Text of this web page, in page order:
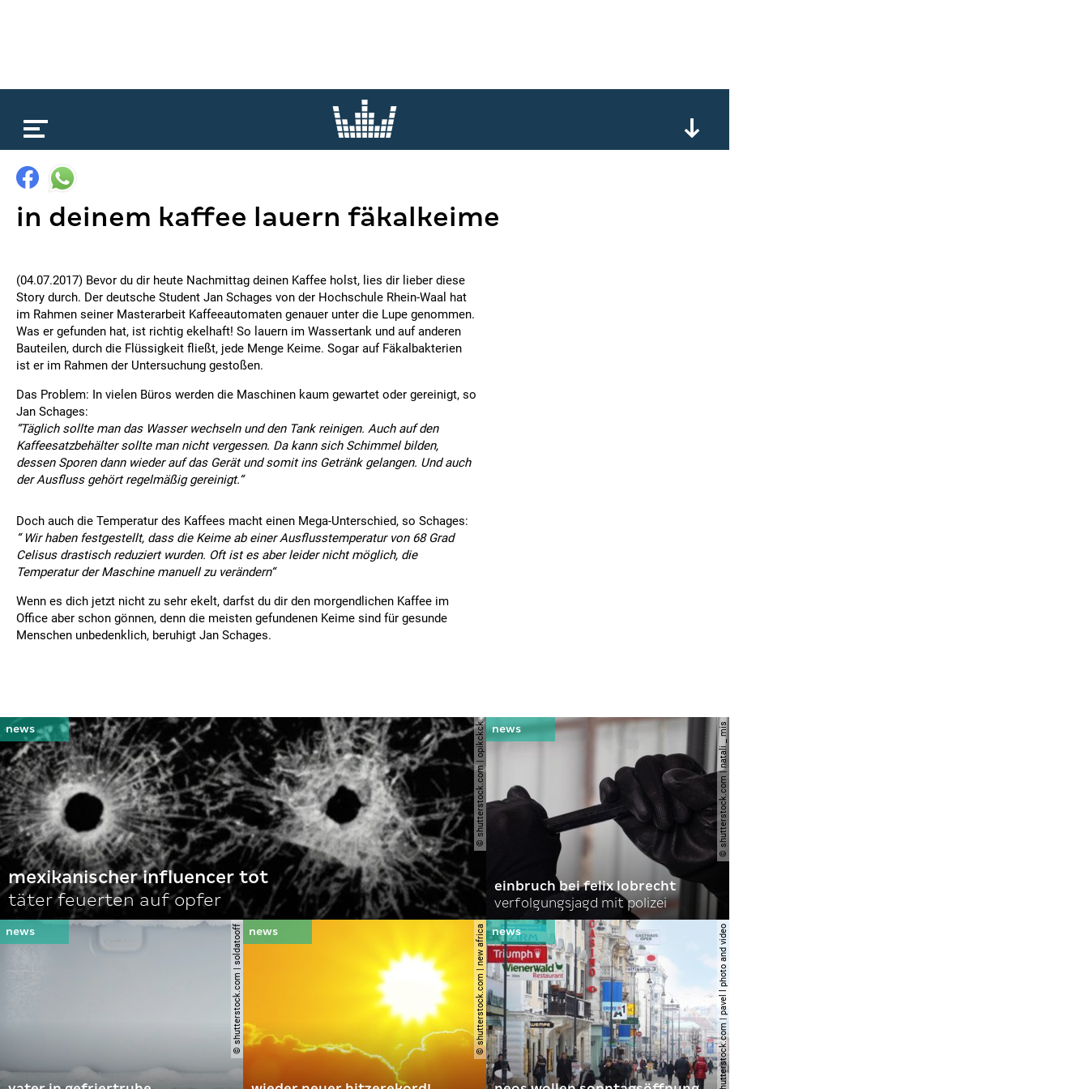
in deinem kaffee lauern fäkalkeime
(04.07.2017) Bevor du dir heute Nachmittag deinen Kaffee holst, lies dir lieber diese
Story durch. Der deutsche Student Jan Schages von der Hochschule Rhein-Waal hat
im Rahmen seiner Masterarbeit Kaffeeautomaten genauer unter die Lupe genommen.
Was er gefunden hat, ist richtig ekelhaft! So lauern im Wassertank und auf anderen
Bauteilen, durch die Flüssigkeit fließt, jede Menge Keime. Sogar auf Fäkalbakterien
ist er im Rahmen der Untersuchung gestoßen.
Das Problem: In vielen Büros werden die Maschinen kaum gewartet oder gereinigt, so
Jan Schages:
“Täglich sollte man das Wasser wechseln und den Tank reinigen. Auch auf den
Kaffeesatzbehälter sollte man nicht vergessen. Da kann sich Schimmel bilden,
dessen Sporen dann wieder auf das Gerät und somit ins Getränk gelangen. Und auch
der Ausfluss gehört regelmäßig gereinigt.“
Doch auch die Temperatur des Kaffees macht einen Mega-Unterschied, so Schages:
“ Wir haben festgestellt, dass die Keime ab einer Ausflusstemperatur von 68 Grad
Celisus drastisch reduziert wurden. Oft ist es aber leider nicht möglich, die
Temperatur der Maschine manuell zu verändern“
Wenn es dich jetzt nicht zu sehr ekelt, darfst du dir den morgendlichen Kaffee im
Office aber schon gönnen, denn die meisten gefundenen Keime sind für gesunde
Menschen unbedenklich, beruhigt Jan Schages.
© shutterstock.com | opikckck
mexikanischer influencer tot
täter feuerten auf opfer
© shutterstock.com | natali _ mis
einbruch bei felix lobrecht
verfolgungsjagd mit polizei
© shutterstock.com | soldatooff © shutterstock.com | new africa © shutterstock.com | pavel l photo and video